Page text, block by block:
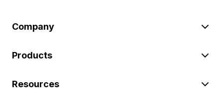
Company
Products
Resources